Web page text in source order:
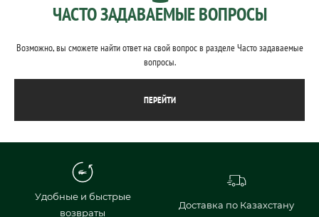
ЧАСТО ЗАДАВАЕМЫЕ ВОПРОСЫ
Возможно, вы сможете найти ответ на свой вопрос в разделе Часто задаваемые
вопросы.
ПЕРЕЙТИ
Удобные и быстрые
возвраты
Доставка по Казахстану